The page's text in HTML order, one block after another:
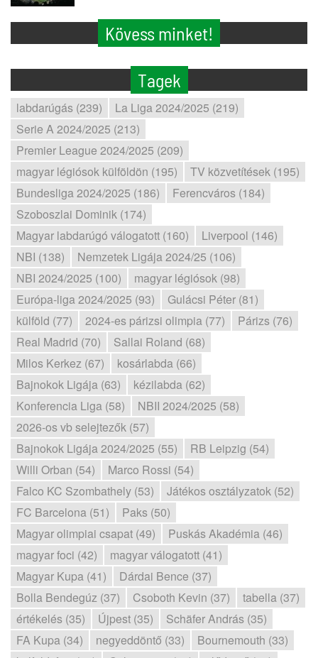
Kövess minket!
Tagek
labdarúgás (239)
La Liga 2024/2025 (219)
Serie A 2024/2025 (213)
Premier League 2024/2025 (209)
magyar légiósok külföldön (195)
TV közvetítések (195)
Bundesliga 2024/2025 (186)
Ferencváros (184)
Szoboszlai Dominik (174)
Magyar labdarúgó válogatott (160)
Liverpool (146)
NBI (138)
Nemzetek Ligája 2024/25 (106)
NBI 2024/2025 (100)
magyar légiósok (98)
Európa-liga 2024/2025 (93)
Gulácsi Péter (81)
külföld (77)
2024-es párizsi olimpia (77)
Párizs (76)
Real Madrid (70)
Sallai Roland (68)
Milos Kerkez (67)
kosárlabda (66)
Bajnokok Ligája (63)
kézilabda (62)
Konferencia Liga (58)
NBII 2024/2025 (58)
2026-os vb selejtezők (57)
Bajnokok Ligája 2024/2025 (55)
RB Leipzig (54)
Willi Orban (54)
Marco Rossi (54)
Falco KC Szombathely (53)
Játékos osztályzatok (52)
FC Barcelona (51)
Paks (50)
Magyar olimpiai csapat (49)
Puskás Akadémia (46)
magyar foci (42)
magyar válogatott (41)
Magyar Kupa (41)
Dárdai Bence (37)
Bolla Bendegúz (37)
Csoboth Kevin (37)
tabella (37)
értékelés (35)
Újpest (35)
Schäfer András (35)
FA Kupa (34)
negyeddöntő (33)
Bournemouth (33)